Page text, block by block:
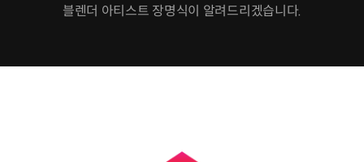
블렌더 아티스트 장명식이 알려드리겠습니다.